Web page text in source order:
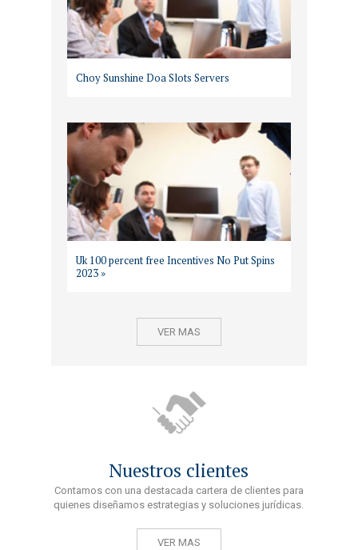
Choy Sunshine Doa Slots Servers
Uk 100 percent free Incentives No Put Spins
2023 »
VER MAS
Nuestros clientes
Contamos con una destacada cartera de clientes para
quienes diseñamos estrategias y soluciones jurídicas.
VER MAS